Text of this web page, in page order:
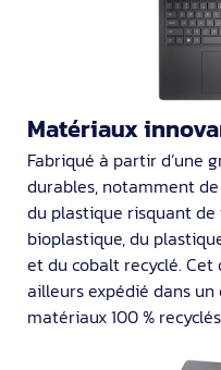
Matériaux
Fabriqué à partir d’une
durables, notamment
du plastique risquant de
bioplastique, du
et du cobalt recyclé.
ailleurs expédié dans
matériaux 100 %